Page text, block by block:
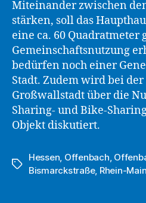
Miteinander zwischen
stärken, soll das
eine ca. 60 Quadratmeter
Gemeinschaftsnutzung
bedürfen noch einer
Stadt. Zudem wird bei der
Großwallstadt über die
Sharing- und Bike-
Objekt diskutiert.
Schlagwörter
Hessen, Offenbach,
Bismarckstraße, Rhein-